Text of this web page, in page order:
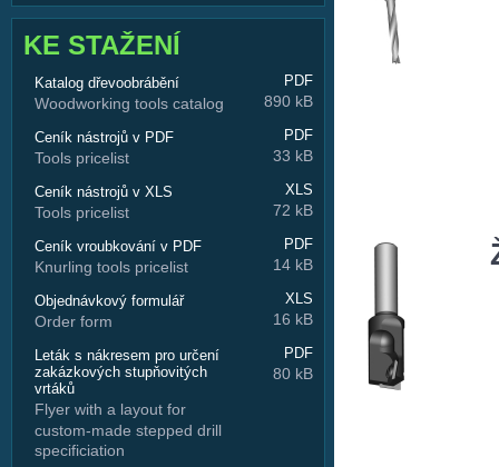
KE STAŽENÍ
Katalog dřevoobrábění
Woodworking tools catalog
PDF
890 kB
Ceník nástrojů v PDF
Tools pricelist
PDF
33 kB
Ceník nástrojů v XLS
Tools pricelist
XLS
72 kB
Ceník vroubkování v PDF
Knurling tools pricelist
PDF
14 kB
Objednávkový formulář
Order form
XLS
16 kB
Leták s nákresem pro určení
zakázkových stupňovitých
vrtáků
Flyer with a layout for
custom-made stepped drill
specificiation
PDF
80 kB